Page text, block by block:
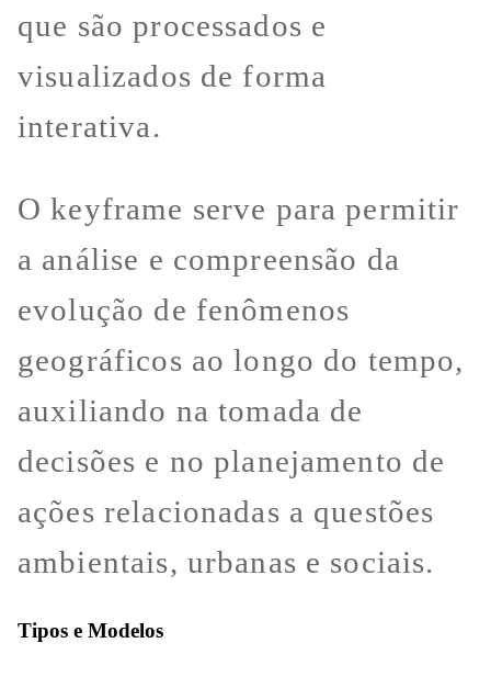
que são processados e
visualizados de forma
interativa.
O keyframe serve para permitir
a análise e compreensão da
evolução de fenômenos
geográficos ao longo do tempo,
auxiliando na tomada de
decisões e no planejamento de
ações relacionadas a questões
ambientais, urbanas e sociais.
Tipos e Modelos